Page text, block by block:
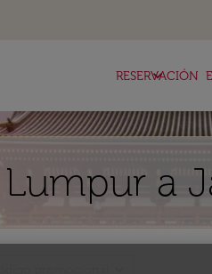
RESERVACIÓN
keyboard_arrow_down
a